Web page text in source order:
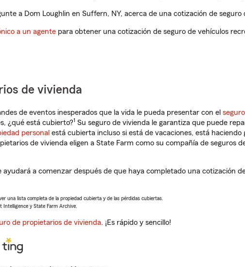
a Dom Loughlin en Suffern, NY, acerca de una cotización de seguro
a un agente para obtener una cotización de seguro de vehículos
de vivienda
de eventos inesperados que la vida le pueda presentar con el
¿qué está cubierto?1 Su seguro de vivienda le garantiza que puede
personal está cubierta incluso si está de vacaciones, está
de vivienda eligen a State Farm como su compañía de seguros
ayudará a comenzar después de que haya completado una cotización
una lista completa de la propiedad cubierta y de las pérdidas cubiertas.
Intelligence y State Farm Archive.
de propietarios de vivienda. ¡Es rápido y sencillo!